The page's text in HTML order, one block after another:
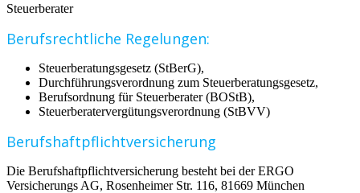
Steuerberater
Berufsrechtliche Regelungen:
Steuerberatungsgesetz (StBerG),
Durchführungsverordnung zum Steuerberatungsgesetz,
Berufsordnung für Steuerberater (BOStB),
Steuerberatervergütungsverordnung (StBVV)
Berufshaftpflichtversicherung
Die Berufshaftpflichtversicherung besteht bei der ERGO
Versicherungs AG, Rosenheimer Str. 116, 81669 München